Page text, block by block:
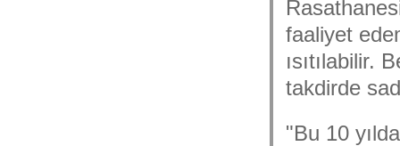
faaliyet
ısıtılabilir.
takdirde
"Bu 10